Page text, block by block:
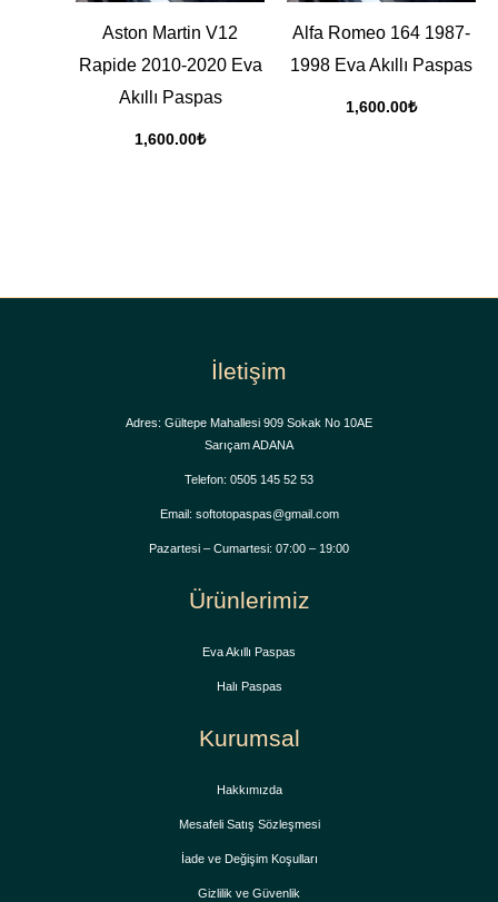
Aston Martin V12
Rapide 2010-2020 Eva
Akıllı Paspas
1,600.00₺
Alfa Romeo 164 1987-
1998 Eva Akıllı Paspas
1,600.00₺
İletişim
Adres: Gültepe Mahallesi 909 Sokak No 10AE
Sarıçam ADANA
Telefon: 0505 145 52 53
Email: softotopaspas@gmail.com
Pazartesi – Cumartesi: 07:00 – 19:00
Ürünlerimiz
Eva Akıllı Paspas
Halı Paspas
Kurumsal
Hakkımızda
Mesafeli Satış Sözleşmesi
İade ve Değişim Koşulları
Gizlilik ve Güvenlik